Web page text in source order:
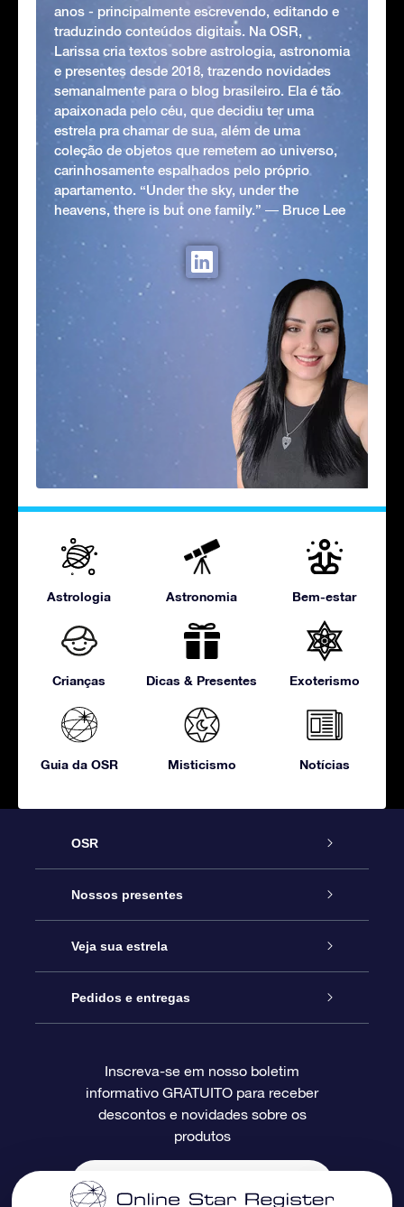
anos - principalmente escrevendo, editando e
traduzindo conteúdos digitais. Na OSR,
Larissa cria textos sobre astrologia, astronomia
e presentes desde 2018, trazendo novidades
semanalmente para o blog brasileiro. Ela é tão
apaixonada pelo céu, que decidiu ter uma
estrela pra chamar de sua, além de uma
coleção de objetos que remetem ao universo,
carinhosamente espalhados pelo próprio
apartamento. “Under the sky, under the
heavens, there is but one family.” ― Bruce Lee
Astrologia Astronomia Bem-estar
Crianças Dicas & Presentes Exoterismo
Guia da OSR Misticismo Notícias
OSR
Serviço
Entre em contato conosco
Blog
Avaliações
Nossos presentes
Presente estrelar on-line
Pacote de presente da OSR
O cartão de presente da OSR
Presentes corporativos
Veja sua estrela
Star Register
Página estelar personalizada
Um Milhão de Estrelas
OSR Starsaver
Pedidos e entregas
Informações de pagamento
Política de devolução
Inscreva-se em nosso boletim
informativo GRATUITO para receber
descontos e novidades sobre os
produtos